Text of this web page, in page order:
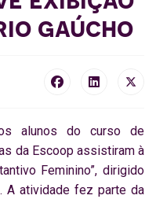
gaúcho
alunos do curso de
da Escoop assistiram à
Feminino”, dirigido
A atividade fez parte da